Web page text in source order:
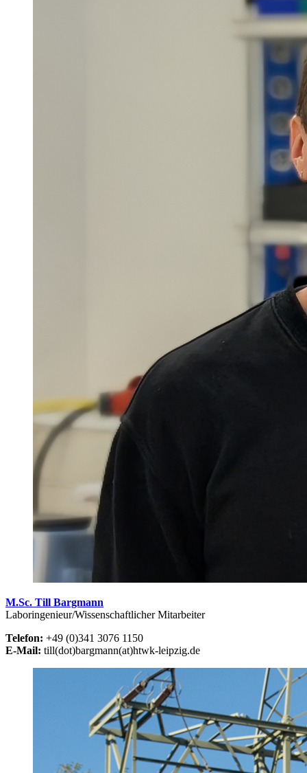
M.Sc. Till Bargmann
Laboringenieur/Wissenschaftlicher Mitarbeiter
Telefon: +49 (0)341 3076 1150
E-Mail: till(dot)bargmann(at)htwk-leipzig.de